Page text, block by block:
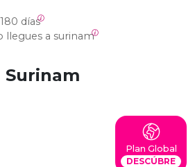
180 días
llegues a surinam
Surinam
Plan Global
DESCÚBRE